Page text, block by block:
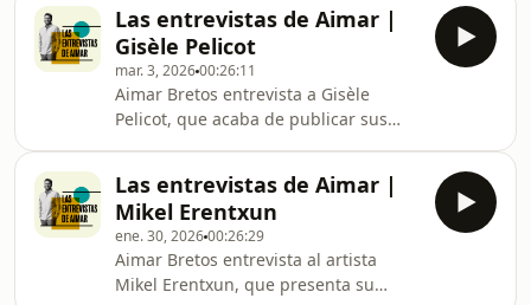
Las entrevistas de Aimar |
Gisèle Pelicot
mar. 3, 202600:26:11
Aimar Bretos entrevista a Gisèle
Pelicot, que acaba de publicar sus
de 'Un himno a la vida. Mi historia',
publicado por la editorial Lumen.
Durante casi una década, su
exmarido la drogaba con somníferos
para organizar violaciones
Las entrevistas de Aimar |
Mikel Erentxun
ene. 30, 202600:26:29
Aimar Bretos entrevista al artista
Mikel Erentxun, que presenta su